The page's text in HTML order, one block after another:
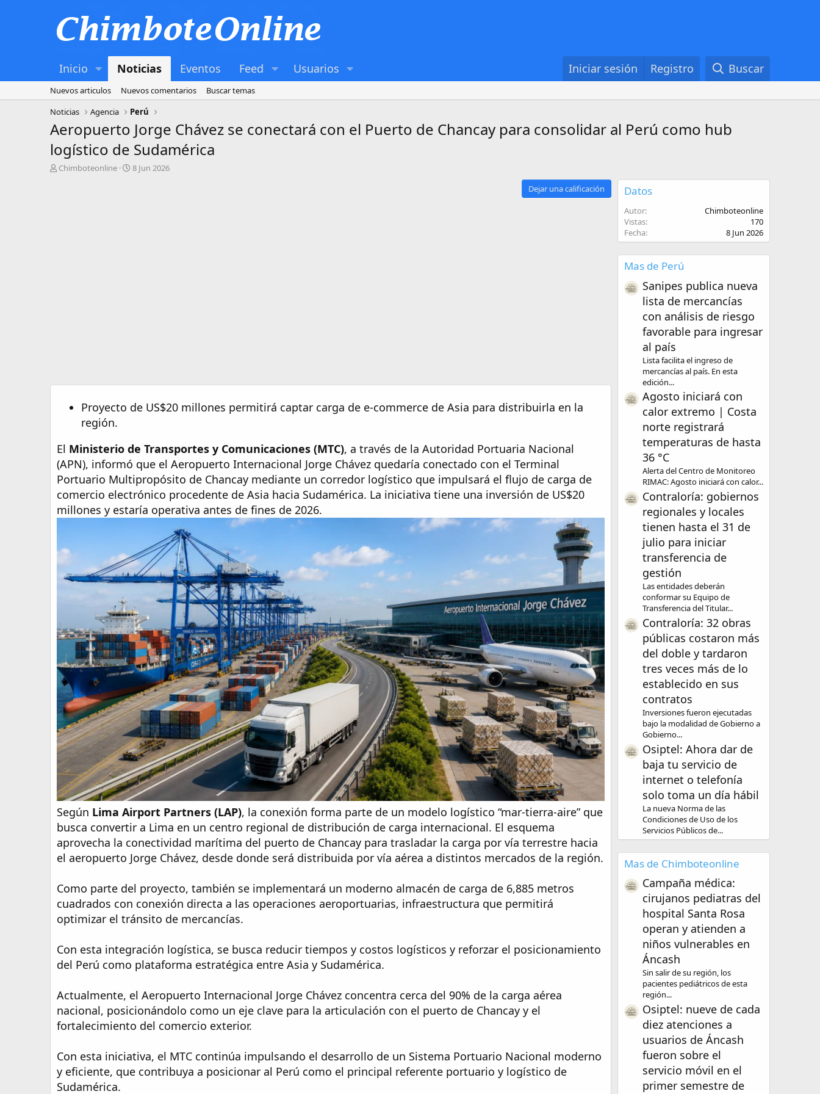
Inicio Noticias Eventos Feed Usuarios Iniciar sesión Registro Buscar
Nuevos articulos Nuevos comentarios
Buscar temas
Noticias
Agencia Perú
Aeropuerto Jorge Chávez se conectará con el Puerto de Chancay para consolidar al Perú como hub
logístico de Sudamérica
A
Chimboteonline
P
8 Jun 2026
Dejar una calificación
Proyecto de US$20 millones permitirá captar carga de e-commerce de Asia para distribuirla en la
región.
El Ministerio de Transportes y Comunicaciones (MTC), a través de la Autoridad Portuaria Nacional
(APN), informó que el Aeropuerto Internacional Jorge Chávez quedaría conectado con el Terminal
Portuario Multipropósito de Chancay mediante un corredor logístico que impulsará el flujo de carga de
comercio electrónico procedente de Asia hacia Sudamérica. La iniciativa tiene una inversión de US$20
millones y estaría operativa antes de fines de 2026.
Según Lima Airport Partners (LAP), la conexión forma parte de un modelo logístico “mar-tierra-aire” que
busca convertir a Lima en un centro regional de distribución de carga internacional. El esquema
aprovecha la conectividad marítima del puerto de Chancay para trasladar la carga por vía terrestre hacia
el aeropuerto Jorge Chávez, desde donde será distribuida por vía aérea a distintos mercados de la región.
Como parte del proyecto, también se implementará un moderno almacén de carga de 6,885 metros
cuadrados con conexión directa a las operaciones aeroportuarias, infraestructura que permitirá
optimizar el tránsito de mercancías.
Con esta integración logística, se busca reducir tiempos y costos logísticos y reforzar el posicionamiento
del Perú como plataforma estratégica entre Asia y Sudamérica.
Actualmente, el Aeropuerto Internacional Jorge Chávez concentra cerca del 90% de la carga aérea
nacional, posicionándolo como un eje clave para la articulación con el puerto de Chancay y el
fortalecimiento del comercio exterior.
Con esta iniciativa, el MTC continúa impulsando el desarrollo de un Sistema Portuario Nacional moderno
y eficiente, que contribuya a posicionar al Perú como el principal referente portuario y logístico de
Sudamérica.
Datos
Autor
Chimboteonline
Vistas
170
Fecha
8 Jun 2026
Mas de Perú
Sanipes publica nueva
lista de mercancías
con análisis de riesgo
favorable para ingresar
al país
Lista facilita el ingreso de
mercancías al país. En esta
edición...
Agosto iniciará con
calor extremo | Costa
norte registrará
temperaturas de hasta
36 °C
Alerta del Centro de Monitoreo
RIMAC: Agosto iniciará con calor...
Contraloría: gobiernos
regionales y locales
tienen hasta el 31 de
julio para iniciar
transferencia de
gestión
Las entidades deberán
conformar su Equipo de
Transferencia del Titular...
Contraloría: 32 obras
públicas costaron más
del doble y tardaron
tres veces más de lo
establecido en sus
contratos
Inversiones fueron ejecutadas
bajo la modalidad de Gobierno a
Gobierno...
Osiptel: Ahora dar de
baja tu servicio de
internet o telefonía
solo toma un día hábil
La nueva Norma de las
Condiciones de Uso de los
Servicios Públicos de...
Mas de Chimboteonline
Campaña médica:
cirujanos pediatras del
hospital Santa Rosa
operan y atienden a
niños vulnerables en
Áncash
Sin salir de su región, los
pacientes pediátricos de esta
región...
Osiptel: nueve de cada
diez atenciones a
usuarios de Áncash
fueron sobre el
servicio móvil en el
primer semestre de